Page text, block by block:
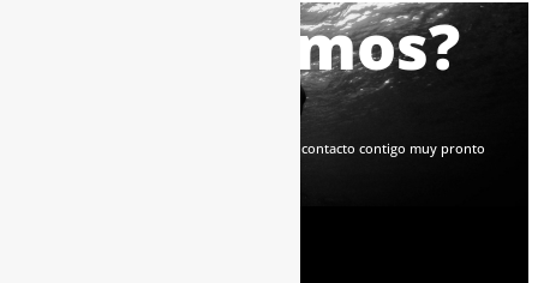
¿Hablamos?
Déjanos tus datos y nos pondremos en contacto contigo muy pronto